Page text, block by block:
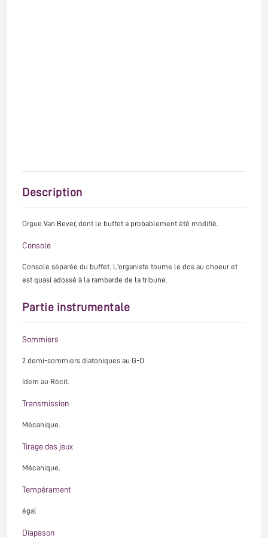
Description
Orgue Van Bever, dont le buffet a probablement été modifié.
Console
Console séparée du buffet. L'organiste tourne le dos au choeur et
est quasi adossé à la rambarde de la tribune.
Partie instrumentale
Sommiers
2 demi-sommiers diatoniques au G-O
Idem au Récit.
Transmission
Mécanique.
Tirage des jeux
Mécanique.
Tempérament
égal
Diapason